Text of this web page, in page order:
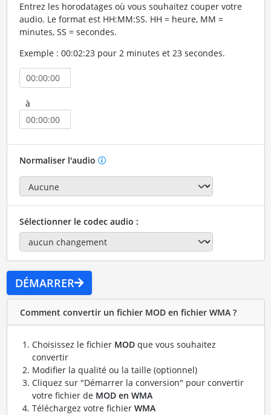
Entrez les horodatages où vous souhaitez couper votre
audio. Le format est HH:MM:SS. HH = heure, MM =
minutes, SS = secondes.
Exemple : 00:02:23 pour 2 minutes et 23 secondes.
à
Normaliser l'audio
Sélectionner le codec audio :
DÉMARRER
Comment convertir un fichier MOD en fichier WMA ?
Choisissez le fichier MODque vous souhaitez
convertir
Modifier la qualité ou la taille (optionnel)
Cliquez sur "Démarrer la conversion" pour convertir
votre fichier de MOD en WMA
Téléchargez votre fichier WMA